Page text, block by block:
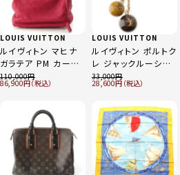
LOUIS VUITTON
ルイヴィトン マヒナ
ガラテア PM カーフ
レザー トートバッグ
M93813 レッド
110,000
86,900
LOUIS VUITTON
ルイヴィトン ポルトク
レ ジャックルーシー
ハロウィン限定 キー
ホルダー バッグ キー
M65376 ブラウン ゴ
ールド
33,000
28,600